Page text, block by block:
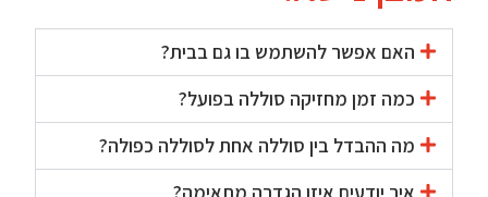
האם אפשר להשתמש בו גם בבית?
כמה זמן מחזיקה סוללה בפועל?
מה ההבדל בין סוללה אחת לסוללה כפולה?